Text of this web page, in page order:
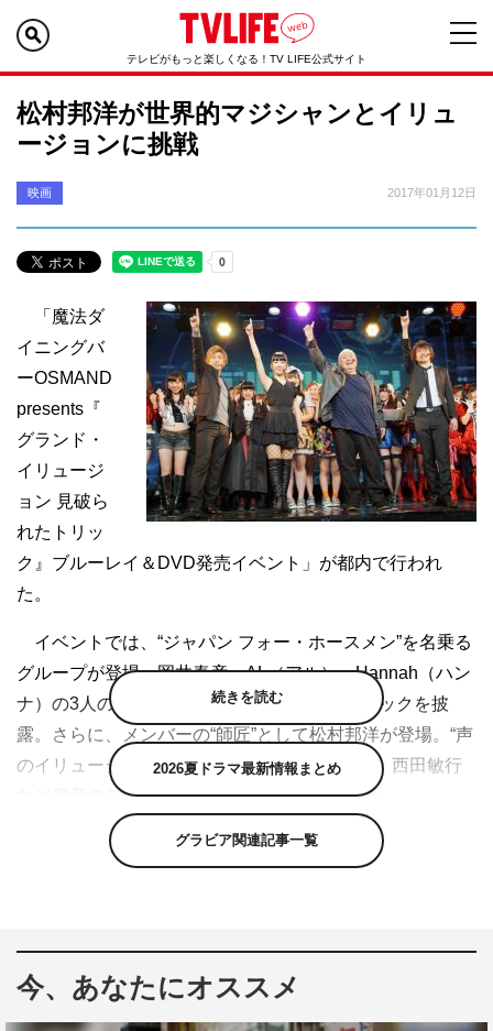
テレビがもっと楽しくなる！TV LIFE公式サイト
松村邦洋が世界的マジシャンとイリュ
ージョンに挑戦
映画 2017年01月12日
「魔法ダ
イニングバ
ーOSMAND
presents『
グランド・
イリュージ
ョン 見破ら
れたトリッ
ク』ブルーレイ＆DVD発売イベント」が都内で行われ
た。
イベントでは、“ジャパン フォー・ホースメン”を名乗る
グループが登場。岡井泰彦、AL（アル）、Hannah（ハン
ナ）の3人のマジシャンが本編さながらのマジックを披
露。さらに、メンバーの“師匠”として松村邦洋が登場。“声
のイリュージョニスト”として、ビートたけし、西田敏行
など得意のモノマネを披露し、会場を沸かせた。
また、3人それぞれと箱と剣を使ったイリュージョンに
続きを読む
2026夏ドラマ最新情報まとめ
グラビア関連記事一覧
今、あなたにオススメ